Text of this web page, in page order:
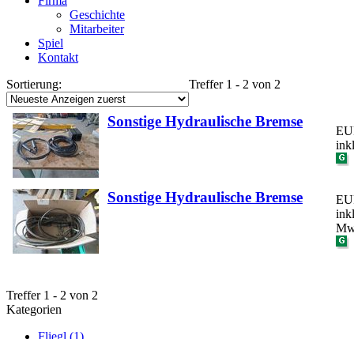
Geschichte
Mitarbeiter
Spiel
Kontakt
Sortierung:
Treffer 1 - 2 von 2
Sonstige Hydraulische Bremse
Sonstige Hydraulische Bremse
Treffer 1 - 2 von 2
Kategorien
Fliegl (1)